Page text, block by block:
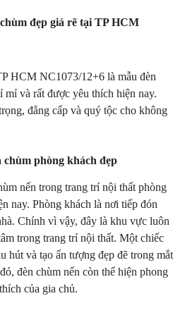
đẹp giá rẽ tại TP HCM
HCM NC1073/12+6 là mẫu đèn
mỉ và rất được yêu thích hiện nay.
đẳng cấp và quý tộc cho không
phòng khách đẹp
nến trong trang trí nội thất phòng
nay. Phòng khách là nơi tiếp đón
Chính vì vậy, đây là khu vực luôn
trong trang trí nội thất. Một chiếc
hút và tạo ấn tượng đẹp đẽ trong mắt
đèn chùm nến còn thể hiện phong
của gia chủ.